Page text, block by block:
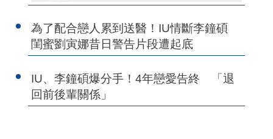
為了配合戀人累到送醫！IU情斷李鐘碩
閨蜜劉寅娜昔日警告片段遭起底
IU、李鐘碩爆分手！4年戀愛告終 「退
回前後輩關係」